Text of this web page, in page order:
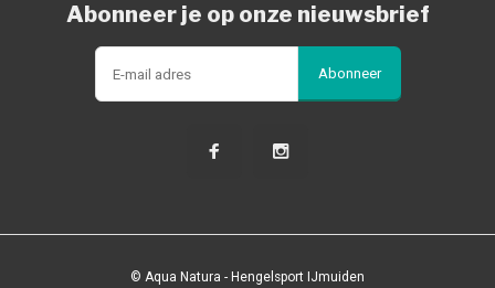
Abonneer je op onze nieuwsbrief
Abonneer
© Aqua Natura - Hengelsport IJmuiden